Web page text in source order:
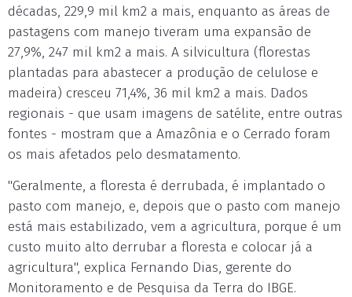
décadas, 229,9 mil km2 a mais, enquanto as áreas de
pastagens com manejo tiveram uma expansão de
27,9%, 247 mil km2 a mais. A silvicultura (florestas
plantadas para abastecer a produção de celulose e
madeira) cresceu 71,4%, 36 mil km2 a mais. Dados
regionais - que usam imagens de satélite, entre outras
fontes - mostram que a Amazônia e o Cerrado foram
os mais afetados pelo desmatamento.
"Geralmente, a floresta é derrubada, é implantado o
pasto com manejo, e, depois que o pasto com manejo
está mais estabilizado, vem a agricultura, porque é um
custo muito alto derrubar a floresta e colocar já a
agricultura", explica Fernando Dias, gerente do
Monitoramento e de Pesquisa da Terra do IBGE.